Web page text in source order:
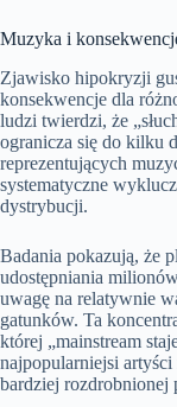
Muzyka i
Zjawisko hipokryzji
konsekwencje dla
ludzi twierdzi, że
ogranicza się do kilku
reprezentujących
systematyczne
dystrybucji.
Badania pokazują, że
udostępniania
uwagę na relatywnie
gatunków. Ta
której „mainstream
najpopularniejsi
bardziej rozdrobnionej